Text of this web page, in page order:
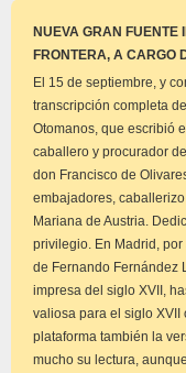
NUEVA GRAN FUENTE
FRONTERA, A CARGO
El 15 de septiembre, y
transcripción completa
Otomanos, que escribió
caballero y procurador
don Francisco de
embajadores,
Mariana de Austria.
privilegio. En Madrid,
de Fernando Fernández
impresa del siglo XVII,
valiosa para el siglo XVII
plataforma también la
mucho su lectura,